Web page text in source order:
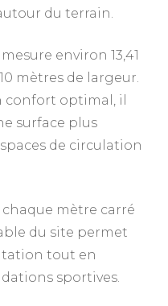
du terrain.
environ 13,41
mètres de largeur.
confort optimal, il
surface plus
de circulation
mètre carré
du site permet
tout en
sportives.